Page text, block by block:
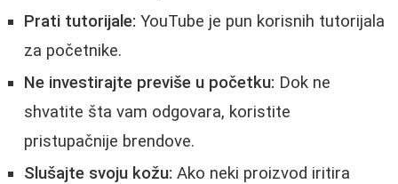
Prati tutorijale: YouTube je pun korisnih tutorijala
za početnike.
Ne investirajte previše u početku: Dok ne
shvatite šta vam odgovara, koristite
pristupačnije brendove.
Slušajte svoju kožu: Ako neki proizvod iritira